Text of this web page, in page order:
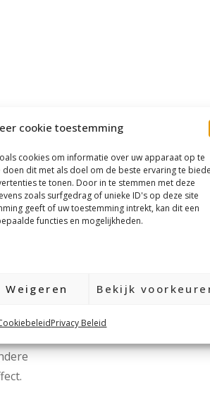
cookie toestemming
cookies om informatie over uw apparaat op te
doen dit met als doel om de beste ervaring te
te tonen. Door in te stemmen met deze
zoals surfgedrag of unieke ID's op deze site
geeft of uw toestemming intrekt, kan dit een
functies en mogelijkheden.
Weigeren Bekijk
Privacy Beleid
de